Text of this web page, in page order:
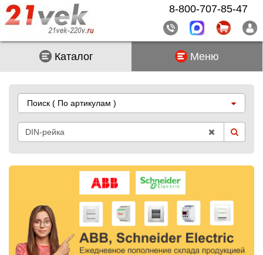
Каталог Меню
Поиск ( По артикулам )
8-800-707-85-47